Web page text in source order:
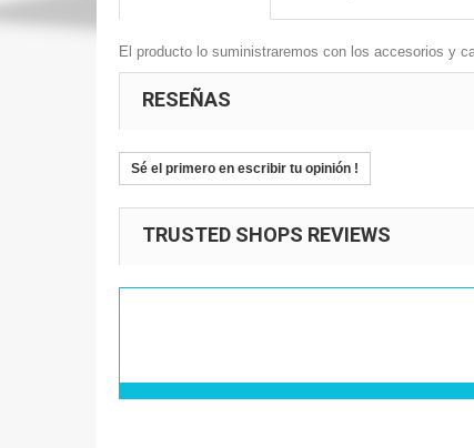
El producto lo suministraremos con los accesorios y
RESEÑAS
Sé el primero en escribir tu opinión !
TRUSTED SHOPS REVIEWS